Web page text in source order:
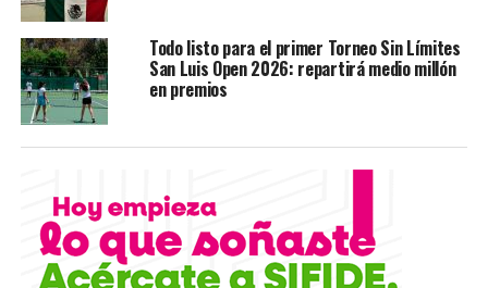
Todo listo para el primer Torneo Sin Límites
San Luis Open 2026: repartirá medio millón
en premios